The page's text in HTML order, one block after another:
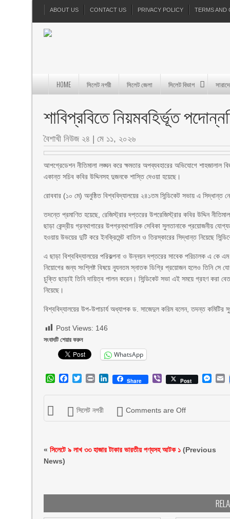
ABOUT US CONTACT US PRIVACY POLICY TERMS AND
HOME সিলেট নগরী সিলেট জেলা সিলেট বিভাগ
শাবিপ্রবিতে নিয়মবহির্ভূত
বৈশাখী নিউজ ২৪ | মে ১১, ২০২৬
আপগ্রেডেশন নীতিমালা লঙ্ঘন করে ক্ষমতার অপব্যবহারের অভিযোগে শাহজালাল
একান্ত সচিব কবির উদ্দিনসহ দুজনকে শাস্তি দেওয়া হয়েছে।
রোববার (১০ মে) অনুষ্ঠিত বিশ্ববিদ্যালয়ের ২৪১তম সিন্ডিকেট সভায় এ সিদ্ধান্ত
তদন্তে প্রমাণিত হয়েছে, রেজিস্ট্রার দপ্তরের উপরেজিস্ট্রার কবির উদ্দিন
ছাড়া কেন্দ্রীয় গ্রন্থাগারের উপগ্রন্থাগারিক সেবিকা সুলতানাকে প্রয়োজনীয়
হওয়ায় উভয়ের দুটি করে ইনক্রিমেন্ট বাতিল ও তিরস্কারের সিদ্ধান্ত নিয়েছে
এ ছাড়া বিশ্ববিদ্যালয়ের পরিকল্পনা ও উন্নয়ন দপ্তরের সাবেক পরিচালক এ কে
নিয়োগের জন্য সংশ্লিষ্ট বিষয়ে ন্যূনতম স্নাতক ডিগ্রি প্রয়োজন হলেও তিনি
চুক্তি ছাড়াই তিনি দায়িত্ব পালন করেন। সিন্ডিকেট সভা এই সময়ে গ্রহণ করা
নিয়েছে।
বিশ্ববিদ্যালয়ের উপ-উপাচার্য অধ্যাপক ড. সাজেদুল করিম বলেন, তদন্ত কমিটির
Post Views: 146
সংবাদটি শেয়ার করুন
WhatsApp
WhatsApp
Facebook
Twitter
Print LinkedIn
Share ViberPost
সিলেট নগরী Comments are Off
« সিলেটে ৯ লাখ ৩৩ হাজার টাকার ভারতীয় পণ্যসহ আটক ১ (Previous
News)